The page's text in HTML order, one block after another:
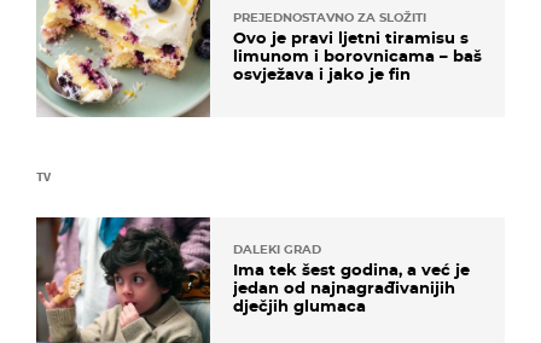
TV
DALEKI GRAD
Ima tek šest godina, a već je
jedan od najnagrađivanijih
dječjih glumaca
PREJEDNOSTAVNO ZA SLOŽITI
Ovo je pravi ljetni tiramisu s
limunom i borovnicama – baš
osvježava i jako je fin